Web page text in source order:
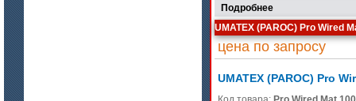
Подробнее
UMATEX (PAROC) Pro Wired
цена по запросу
UMATEX (PAROC) Pro